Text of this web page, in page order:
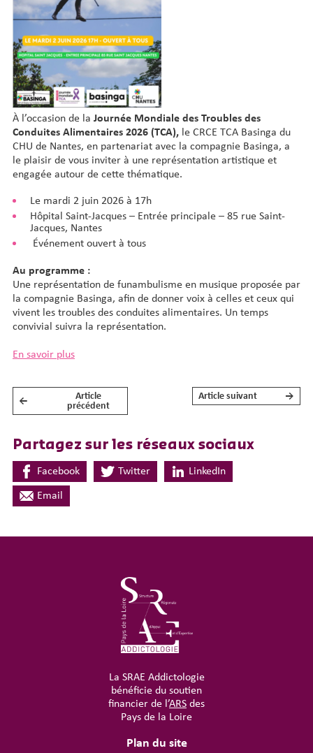
À l’occasion de la Journée Mondiale des Troubles des
Conduites Alimentaires 2026 (TCA), le CRCE TCA Basinga du
CHU de Nantes, en partenariat avec la compagnie Basinga, a
le plaisir de vous inviter à une représentation artistique et
engagée autour de cette thématique.
Le mardi 2 juin 2026 à 17h
Hôpital Saint-Jacques – Entrée principale – 85 rue Saint-
Jacques, Nantes
Événement ouvert à tous
Au programme :
Une représentation de funambulisme en musique proposée par
la compagnie Basinga, afin de donner voix à celles et ceux qui
vivent les troubles des conduites alimentaires. Un temps
convivial suivra la représentation.
En savoir plus
NAVIGATION DE L’ARTICLE
←
Article
précédent
Article suivant →
Partagez sur les réseaux sociaux
Facebook Twitter LinkedIn
Email
La SRAE Addictologie
bénéficie du soutien
financier de l’ARS des
Pays de la Loire
Plan du site